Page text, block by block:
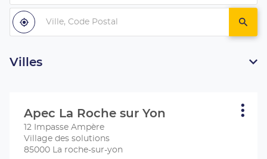
par
pays
À
proximité
,
trouver
Apec
Ville,
Code
Postal
un
Villes
touche
ENTRÉE
pour
Centre
:
Apec La Roche sur Yon
12 Impasse Ampère
Village des solutions
85000 La roche-sur-yon
Plus